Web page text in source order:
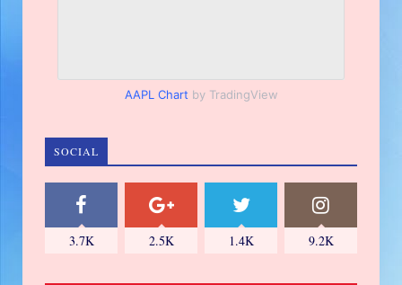
AAPL Chart by TradingView
SOCIAL
3.7K 2.5K 1.4K 9.2K